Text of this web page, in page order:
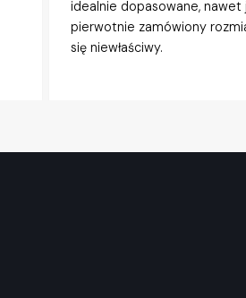
idealnie dopasowane, nawet
pierwotnie zamówiony
się niewłaściwy.